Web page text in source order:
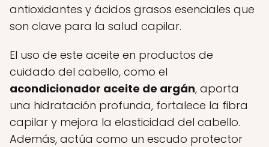
antioxidantes y ácidos grasos esenciales que
son clave para la salud capilar.
El uso de este aceite en productos de
cuidado del cabello, como el
acondicionador aceite de argán, aporta
una hidratación profunda, fortalece la fibra
capilar y mejora la elasticidad del cabello.
Además, actúa como un escudo protector